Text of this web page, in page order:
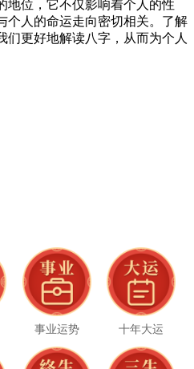
地位，它不仅影响着个人的性
个人的命运走向密切相关。了解
们更好地解读八字，从而为个人
事业运势 十年大运